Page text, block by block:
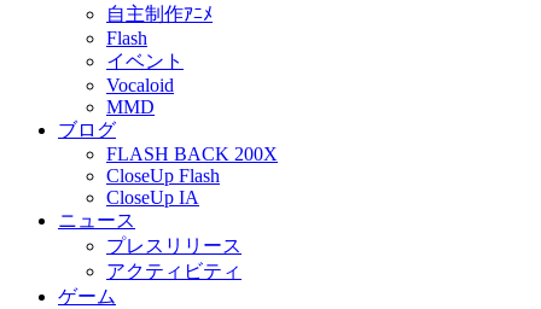
自主制作ｱﾆﾒ
Flash
イベント
Vocaloid
MMD
ブログ
FLASH BACK 200X
CloseUp Flash
CloseUp IA
ニュース
プレスリリース
アクティビティ
ゲーム